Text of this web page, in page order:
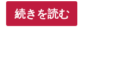
続きを読む